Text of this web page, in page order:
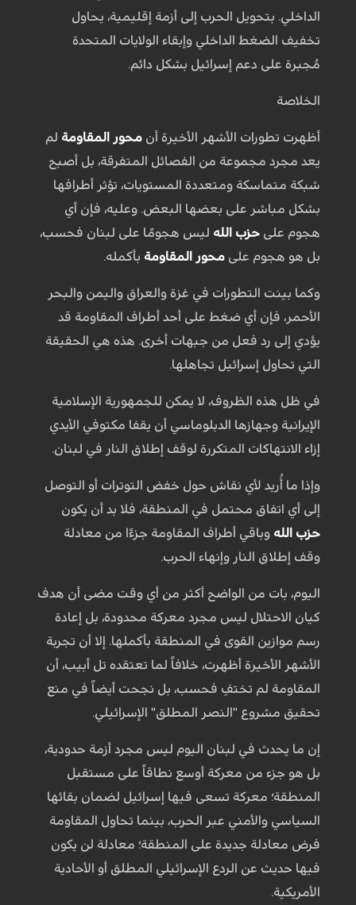
الداخلي. بتحويل الحرب إلى أزمة إقليمية، يحاول
تخفيف الضغط الداخلي وإبقاء الولايات المتحدة
مُجبرة على دعم إسرائيل بشكل دائم.
الخلاصة
أظهرت تطورات الأشهر الأخيرة أن محور المقاومة لم
يعد مجرد مجموعة من الفصائل المتفرقة، بل أصبح
شبكة متماسكة ومتعددة المستويات، تؤثر أطرافها
بشكل مباشر على بعضها البعض. وعليه، فإن أي
هجوم على حزب الله ليس هجومًا على لبنان فحسب،
بل هو هجوم على محور المقاومة بأكمله.
وكما بينت التطورات في غزة والعراق واليمن والبحر
الأحمر، فإن أي ضغط على أحد أطراف المقاومة قد
يؤدي إلى رد فعل من جبهات أخرى. هذه هي الحقيقة
التي تحاول إسرائيل تجاهلها.
في ظل هذه الظروف، لا يمكن للجمهورية الإسلامية
الإيرانية وجهازها الدبلوماسي أن يقفا مكتوفي الأيدي
إزاء الانتهاكات المتكررة لوقف إطلاق النار في لبنان.
وإذا ما أُريد لأي نقاش حول خفض التوترات أو التوصل
إلى أي اتفاق محتمل في المنطقة، فلا بد أن يكون
حزب الله وباقي أطراف المقاومة جزءًا من معادلة
وقف إطلاق النار وإنهاء الحرب.
اليوم، بات من الواضح أكثر من أي وقت مضى أن هدف
كيان الاحتلال ليس مجرد معركة محدودة، بل إعادة
رسم موازين القوى في المنطقة بأكملها. إلا أن تجربة
الأشهر الأخيرة أظهرت، خلافاً لما تعتقده تل أبيب، أن
المقاومة لم تختفِ فحسب، بل نجحت أيضاً في منع
تحقيق مشروع "النصر المطلق" الإسرائيلي.
إن ما يحدث في لبنان اليوم ليس مجرد أزمة حدودية،
بل هو جزء من معركة أوسع نطاقاً على مستقبل
المنطقة؛ معركة تسعى فيها إسرائيل لضمان بقائها
السياسي والأمني عبر الحرب، بينما تحاول المقاومة
فرض معادلة جديدة على المنطقة؛ معادلة لن يكون
فيها حديث عن الردع الإسرائيلي المطلق أو الأحادية
الأمريكية.